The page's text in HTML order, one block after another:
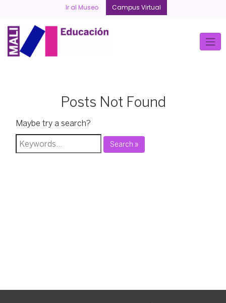
content
Ir al Museo Campus Virtual
Posts Not Found
Maybe try a search?
Search »